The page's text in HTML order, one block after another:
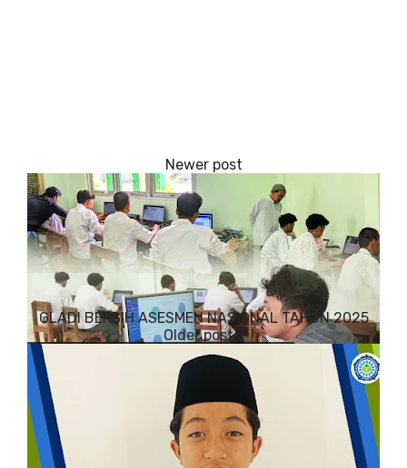
GLADI BERSIH ASESMEN NASIONAL TAHUN 2025